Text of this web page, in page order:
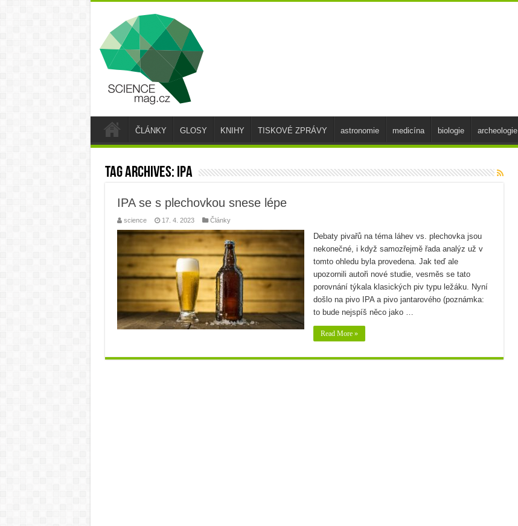
ČLÁNKY GLOSY KNIHY TISKOVÉ ZPRÁVY astronomie medicína biologie archeologie
Tag Archives: ipa
IPA se s plechovkou snese lépe
science 17. 4. 2023 Články
Debaty pivařů na téma láhev vs. plechovka jsou
nekonečné, i když samozřejmě řada analýz už v
tomto ohledu byla provedena. Jak teď ale
upozornili autoři nové studie, vesměs se tato
porovnání týkala klasických piv typu ležáku. Nyní
došlo na pivo IPA a pivo jantarového (poznámka:
to bude nejspíš něco jako …
Read More »